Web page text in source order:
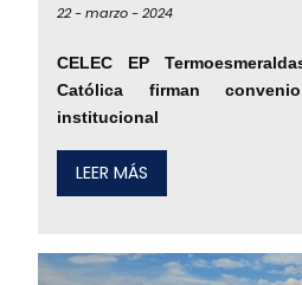
22 -marzo -2024
CELEC EP
Católica firman
institucional
LEER MÁS